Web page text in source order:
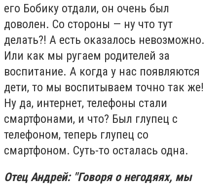
его Бобику отдали, он очень был
доволен. Со стороны — ну что тут
делать?! А есть оказалось невозможно.
Или как мы ругаем родителей за
воспитание. А когда у нас появляются
дети, то мы воспитываем точно так же!
Ну да, интернет, телефоны стали
смартфонами, и что? Был глупец с
телефоном, теперь глупец со
смартфоном. Суть-то осталась одна.
Отец Андрей: "Говоря о негодяях, мы